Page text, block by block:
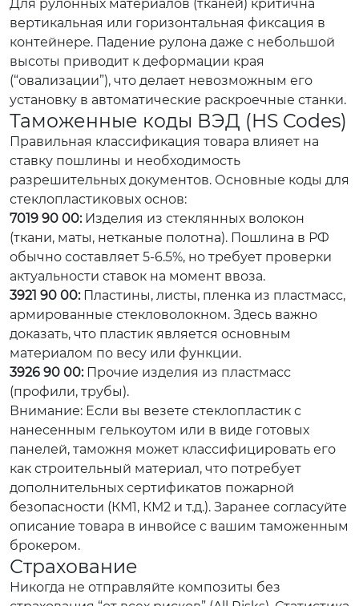
Для рулонных материалов (тканей) критична
вертикальная или горизонтальная фиксация в
контейнере. Падение рулона даже с небольшой
высоты приводит к деформации края
(“овализации”), что делает невозможным его
установку в автоматические раскроечные станки.
Таможенные коды ВЭД (HS Codes)
Правильная классификация товара влияет на
ставку пошлины и необходимость
разрешительных документов. Основные коды для
стеклопластиковых основ:
7019 90 00:Изделия из стеклянных волокон
(ткани, маты, нетканые полотна). Пошлина в РФ
обычно составляет 5-6.5%, но требует проверки
актуальности ставок на момент ввоза.
3921 90 00:Пластины, листы, пленка из пластмасс,
армированные стекловолокном. Здесь важно
доказать, что пластик является основным
материалом по весу или функции.
3926 90 00:Прочие изделия из пластмасс
(профили, трубы).
Внимание: Если вы везете стеклопластик с
нанесенным гелькоутом или в виде готовых
панелей, таможня может классифицировать его
как строительный материал, что потребует
дополнительных сертификатов пожарной
безопасности (КМ1, КМ2 и т.д.). Заранее согласуйте
описание товара в инвойсе с вашим таможенным
брокером.
Страхование
Никогда не отправляйте композиты без